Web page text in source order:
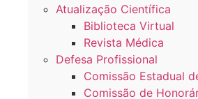
Atualização Científica
Biblioteca Virtual
Revista Médica
Defesa Profissional
Comissão Estadual
Comissão de